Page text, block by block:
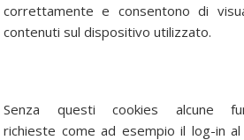
correttamente e consentono di
contenuti sul dispositivo utilizzato.
Senza questi cookies alcune
richieste come ad esempio il log-in